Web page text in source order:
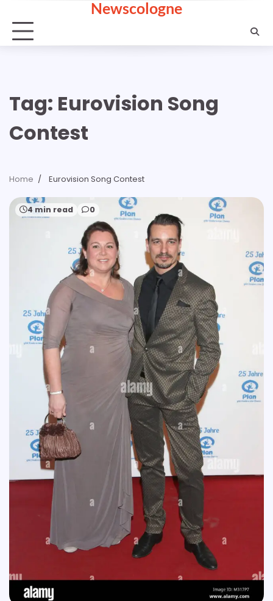
content
Newscologne
Tag: Eurovision Song
Contest
Home Eurovision Song Contest
4 min read 0